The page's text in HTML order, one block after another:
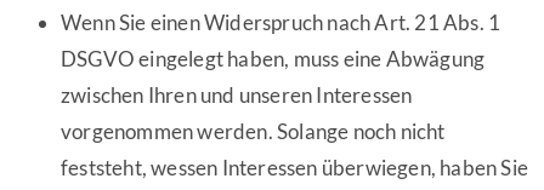
Wenn Sie einen Widerspruch nach Art. 21 Abs. 1
DSGVO eingelegt haben, muss eine Abwägung
zwischen Ihren und unseren Interessen
vorgenommen werden. Solange noch nicht
feststeht, wessen Interessen überwiegen, haben Sie